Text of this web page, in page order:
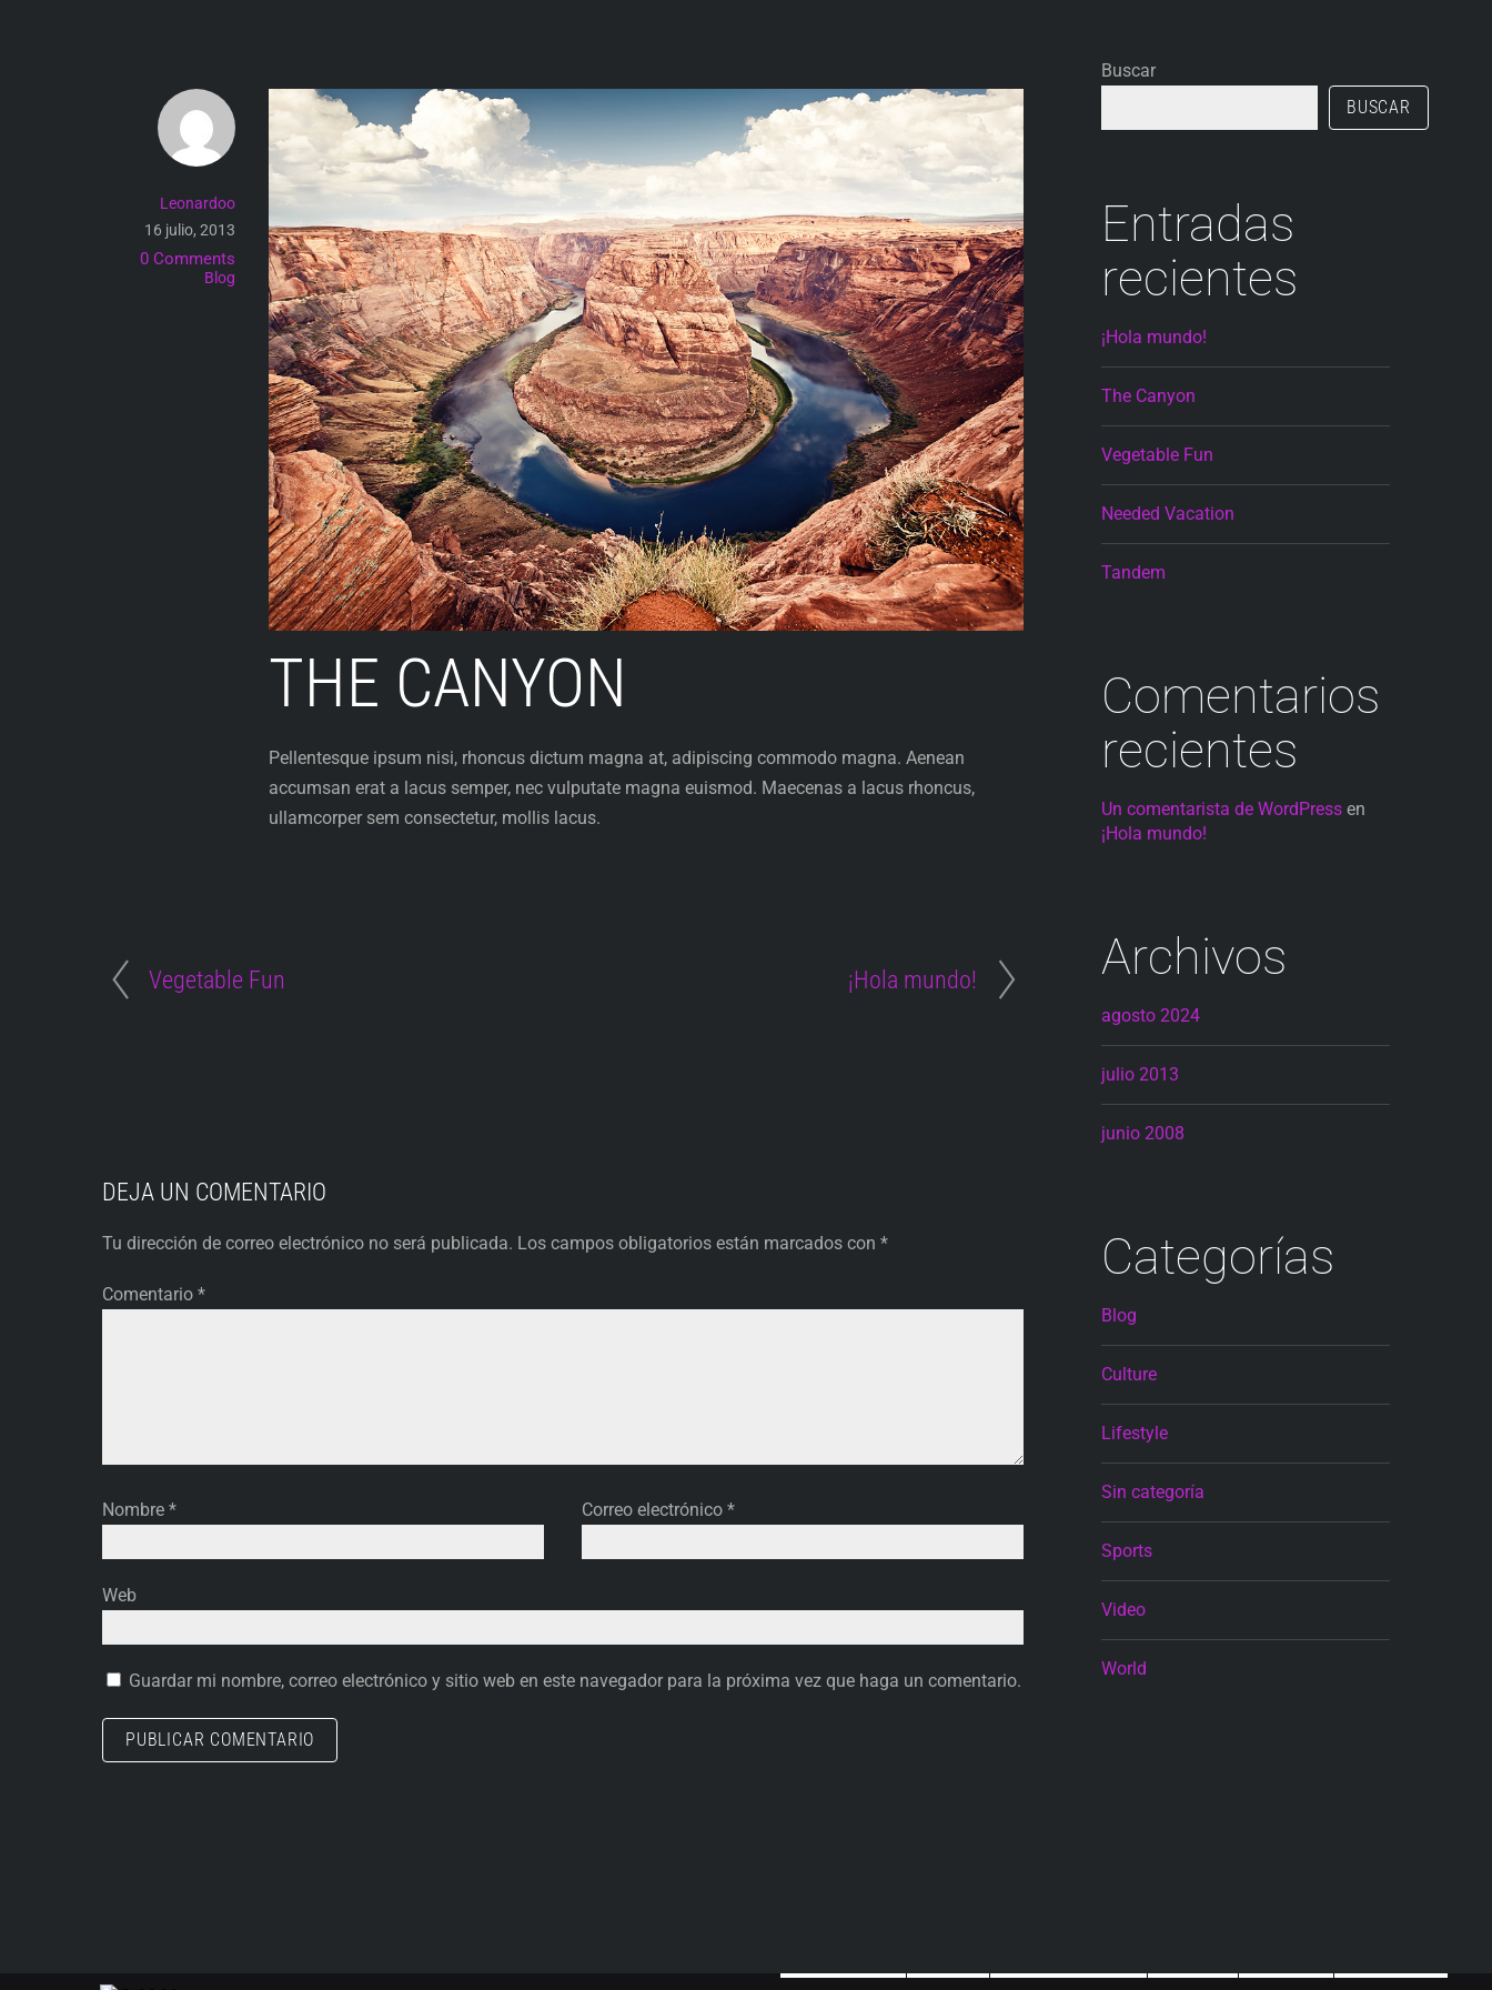
THE CANYON
Leonardoo
16 julio, 2013
0 Comments
Blog
Pellentesque ipsum nisi, rhoncus dictum magna at, adipiscing commodo magna. Aenean
accumsan erat a lacus semper, nec vulputate magna euismod. Maecenas a lacus rhoncus,
ullamcorper sem consectetur, mollis lacus.
Vegetable Fun ¡Hola mundo!
DEJA UN COMENTARIO
Tu dirección de correo electrónico no será publicada. Los campos obligatorios están marcados con *
Comentario *
Nombre * Correo electrónico *
Web
Guardar mi nombre, correo electrónico y sitio web en este navegador para la próxima vez que haga un comentario.
Buscar
BUSCAR
Entradas
recientes
¡Hola mundo!
The Canyon
Vegetable Fun
Needed Vacation
Tandem
Comentarios
recientes
Un comentarista de WordPress en
¡Hola mundo!
Archivos
agosto 2024
julio 2013
junio 2008
Categorías
Blog
Culture
Lifestyle
Sin categoría
Sports
Video
World